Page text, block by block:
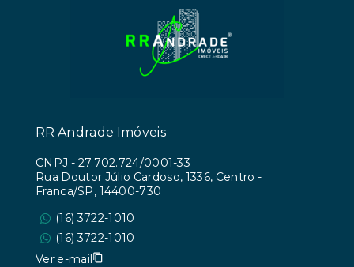
RR Andrade Imóveis
CNPJ - 27.702.724/0001-33
Rua Doutor Júlio Cardoso, 1336, Centro -
Franca/SP, 14400-730
(16) 3722-1010
(16) 3722-1010
Ver e-mail